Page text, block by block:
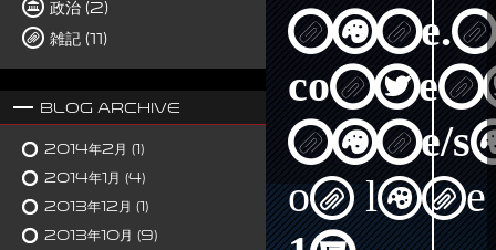
政治 (2)
雑記 (11)
Blog Archive
2014年2月 (1)
2014年1月 (4)
2013年12月 (1)
2013年10月 (9)
nine/
on line